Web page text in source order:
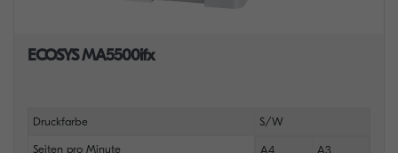
ECOSYS MA5500ifx
Druckfarbe S/W
Seiten pro Minute A4 A3